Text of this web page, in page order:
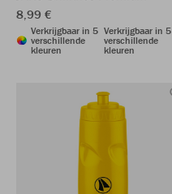
8,99 €
Verkrijgbaar in 5
verschillende
kleuren
Verkrijgbaar in 5
verschillende
kleuren